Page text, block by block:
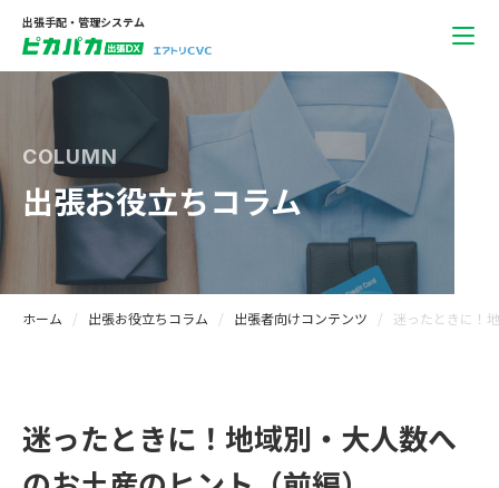
出張手配・管理システム
COLUMN
出張お役立ちコラム
ホーム 出張お役立ちコラム 出張者向けコンテンツ 迷ったときに！
迷ったときに！地域別・大人数へ